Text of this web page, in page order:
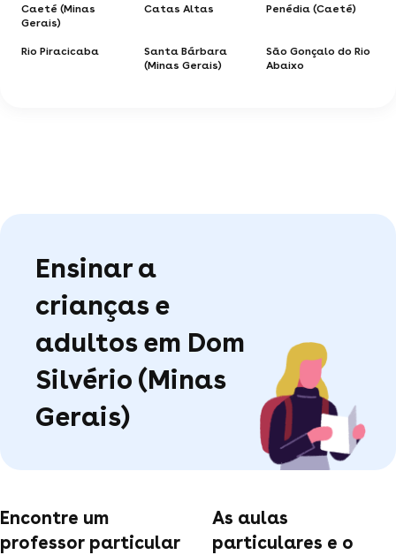
Caeté (Minas
Gerais)
Catas Altas Penédia (Caeté)
Rio Piracicaba
Santa Bárbara
(Minas Gerais)
São Gonçalo do Rio
Abaixo
Ensinar a
crianças e
adultos em Dom
Silvério (Minas
Gerais)
Encontre um
professor particular
As aulas
particulares e o